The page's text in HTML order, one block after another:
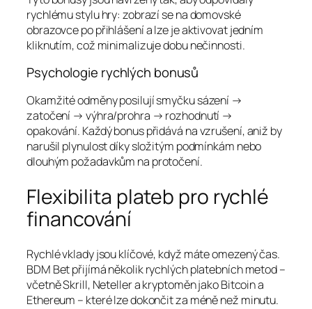
rychlému stylu hry: zobrazí se na domovské
obrazovce po přihlášení a lze je aktivovat jedním
kliknutím, což minimalizuje dobu nečinnosti.
Psychologie rychlých bonusů
Okamžité odměny posilují smyčku sázení →
zatočení → výhra/prohra → rozhodnutí →
opakování. Každý bonus přidává na vzrušení, aniž by
narušil plynulost díky složitým podmínkám nebo
dlouhým požadavkům na protočení.
Flexibilita plateb pro rychlé
financování
Rychlé vklady jsou klíčové, když máte omezený čas.
BDM Bet přijímá několik rychlých platebních metod –
včetně Skrill, Neteller a kryptoměn jako Bitcoin a
Ethereum – které lze dokončit za méně než minutu.